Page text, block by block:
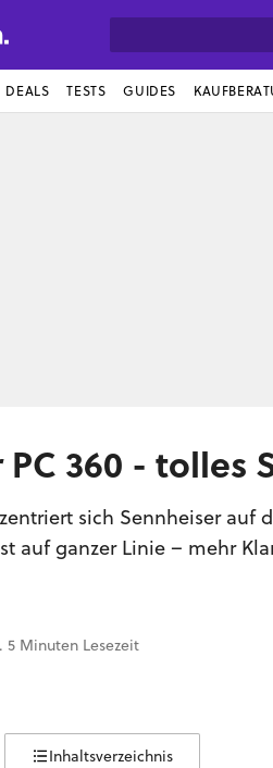
DEALS TESTS GUIDES
360 -
sich Sennheiser auf
auf ganzer Linie – mehr
5 Minuten Lesezeit
Inhaltsverzeichnis